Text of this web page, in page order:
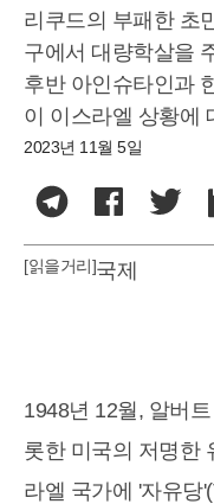
리쿠드의 부패한 초
구에서 대량학살을
후반 아인슈타인과
이 이스라엘 상황에
2023년 11월 5일
[읽을거리]국제
1948년 12월, 알버
롯한 미국의 저명한
라엘 국가에 '자유당